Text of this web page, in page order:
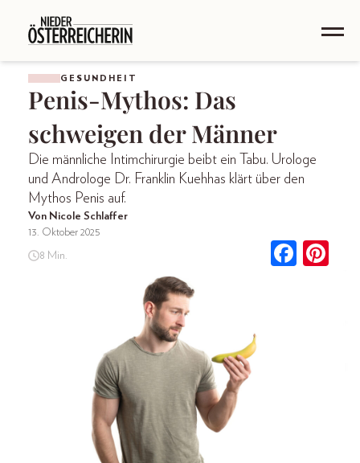
GESUNDHEIT
Penis-Mythos: Das
schweigen der Männer
Die männliche Intimchirurgie beibt ein Tabu. Urologe
und Androloge Dr. Franklin Kuehhas klärt über den
Mythos Penis auf.
Von Nicole Schlaffer
13. Oktober 2025
8 Min.